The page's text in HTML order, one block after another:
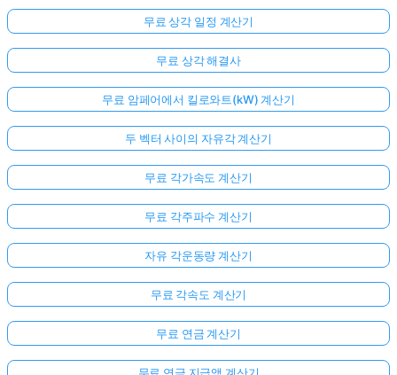
아
직
질
무료 상각 일정 계산기
무료 상각 해결사
무료 암페어에서 킬로와트(kW) 계산기
두 벡터 사이의 자유각 계산기
무료 각가속도 계산기
무료 각주파수 계산기
자유 각운동량 계산기
무료 각속도 계산기
무료 연금 계산기